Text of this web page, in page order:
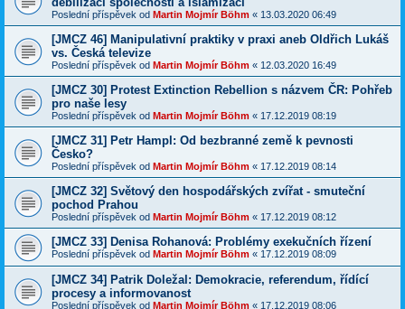
Poslední příspěvek od Martin Mojmír Böhm « 13.03.2020 06:49
[JMCZ 46] Manipulativní praktiky v praxi aneb Oldřich Lukáš
vs. Česká televize
Poslední příspěvek od Martin Mojmír Böhm « 12.03.2020 16:49
[JMCZ 30] Protest Extinction Rebellion s názvem ČR: Pohřeb
pro naše lesy
Poslední příspěvek od Martin Mojmír Böhm « 17.12.2019 08:19
[JMCZ 31] Petr Hampl: Od bezbranné země k pevnosti
Česko?
Poslední příspěvek od Martin Mojmír Böhm « 17.12.2019 08:14
[JMCZ 32] Světový den hospodářských zvířat - smuteční
pochod Prahou
Poslední příspěvek od Martin Mojmír Böhm « 17.12.2019 08:12
[JMCZ 33] Denisa Rohanová: Problémy exekučních řízení
Poslední příspěvek od Martin Mojmír Böhm « 17.12.2019 08:09
[JMCZ 34] Patrik Doležal: Demokracie, referendum, řídící
procesy a informovanost
Poslední příspěvek od Martin Mojmír Böhm « 17.12.2019 08:06